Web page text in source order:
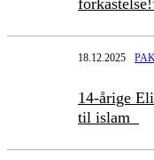
18.12.2025
14-årige
til islam